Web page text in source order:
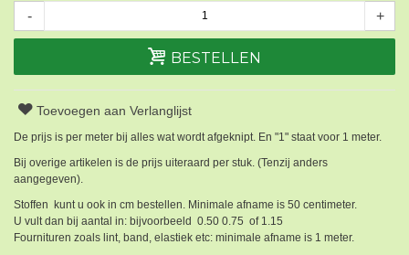
- +
BESTELLEN
Toevoegen aan Verlanglijst
De prijs is per meter bij alles wat wordt afgeknipt. En "1" staat voor 1 meter.
Bij overige artikelen is de prijs uiteraard per stuk. (Tenzij anders
aangegeven).
Stoffen kunt u ook in cm bestellen. Minimale afname is 50 centimeter.
U vult dan bij aantal in: bijvoorbeeld 0.50 0.75 of 1.15
Fournituren zoals lint, band, elastiek etc: minimale afname is 1 meter.